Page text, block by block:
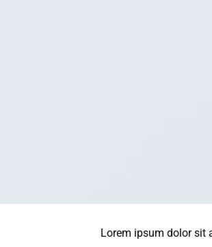
Lorem ipsum dolor sit